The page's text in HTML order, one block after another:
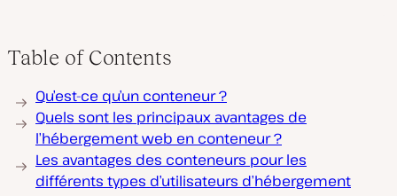
Table of Contents
Qu’est-ce qu’un conteneur ?
Quels sont les principaux avantages de
l’hébergement web en conteneur ?
Les avantages des conteneurs pour les
différents types d’utilisateurs d’hébergement